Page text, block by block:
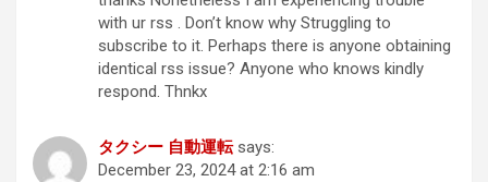
with ur rss . Don’t know why Struggling to
subscribe to it. Perhaps there is anyone obtaining
identical rss issue? Anyone who knows kindly
respond. Thnkx
タクシー 自動運転 says:
December 23, 2024 at 2:16 am